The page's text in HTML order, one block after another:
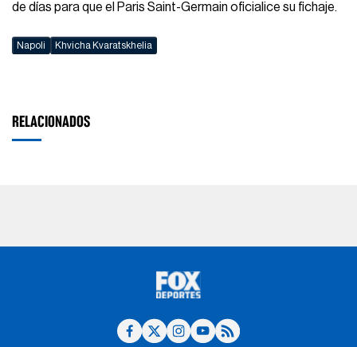
de días para que el Paris Saint-Germain oficialice su fichaje.
Napoli Khvicha Kvaratskhelia
RELACIONADOS